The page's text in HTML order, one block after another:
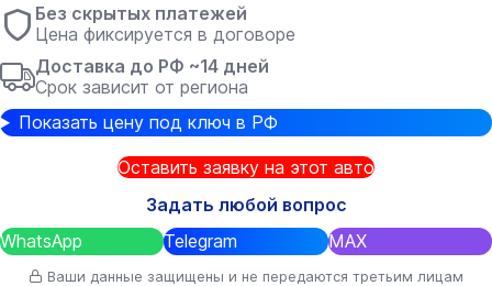
Без скрытых платежей
Цена фиксируется в договоре
Доставка до РФ ~14 дней
Срок зависит от региона
Показать цену под ключ в РФ
Оставить заявку на этот авто
Задать любой вопрос
WhatsApp
Telegram MAX
Ваши данные защищены и не передаются третьим лицам